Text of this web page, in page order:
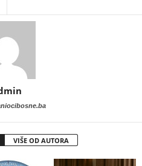
VIŠE OD AUTORA